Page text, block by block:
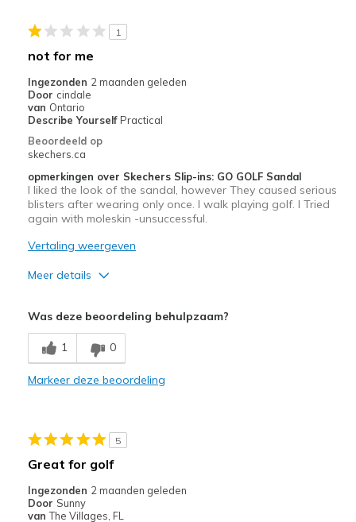
View On Shoes
I'm Into Shoes
1
not for me
Ingezonden 2 maanden geleden
Door cindale
van Ontario
Describe Yourself Practical
Beoordeeld op
skechers.ca
opmerkingen over Skechers Slip-ins: GO GOLF Sandal
I liked the look of the sandal, however They caused serious
blisters after wearing only once. I walk playing golf. I Tried
again with moleskin -unsuccessful.
Vertaling weergeven
Meer details
Minpunten
Need Break In
Width
Feels true to width
Sizing
View On Shoes
I'm Really Into Shoes
Was deze beoordeling behulpzaam?
1 0
Markeer deze beoordeling
5
Great for golf
Ingezonden 2 maanden geleden
Door Sunny
van The Villages, FL